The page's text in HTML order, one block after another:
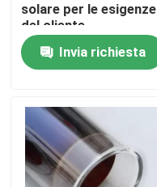
Contattaci
Casi
Cucina termica solare
solare per le esigenze
del cliente
Invia richiesta